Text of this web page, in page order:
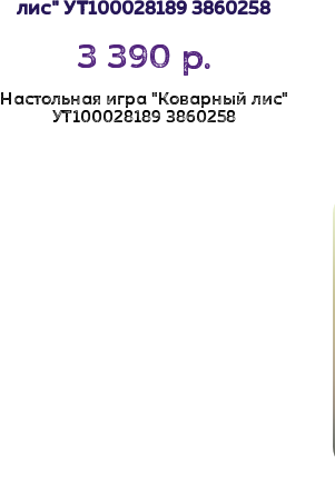
лис" УТ100028189 3860258
3 390 р.
Настольная игра "Коварный лис"
УТ100028189 3860258